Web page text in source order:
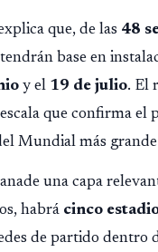
que, de las 48
base en
y el 19 de julio. El
que confirma el
Mundial más
una capa
habrá cinco
de partido dentro